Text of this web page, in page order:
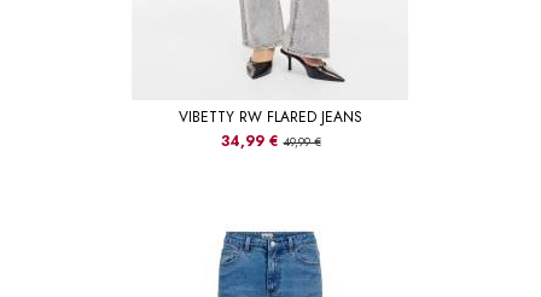
VIBETTY RW FLARED JEANS
34,99 € 49,99 €